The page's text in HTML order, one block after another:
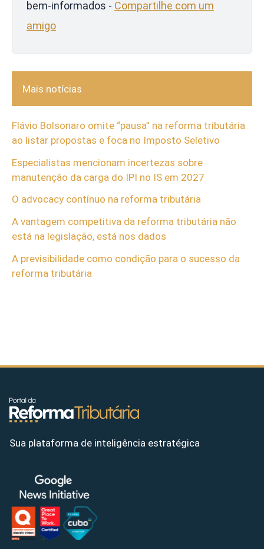
bem-informados - Compartilhe com um
amigo
Mais notícias
Flávio Bolsonaro omite “pausa” na reforma tributária
ao listar propostas e foca no Imposto Seletivo
Especialistas mencionam incertezas sobre
manutenção da carga do IPI no IS em 2027
O advocacy contínuo na reforma tributária
A vantagem competitiva da reforma tributária não
está na legislação, está nos dados
A previsibilidade como condição para o sucesso da
reforma tributária
Sua plataforma de inteligência estratégica